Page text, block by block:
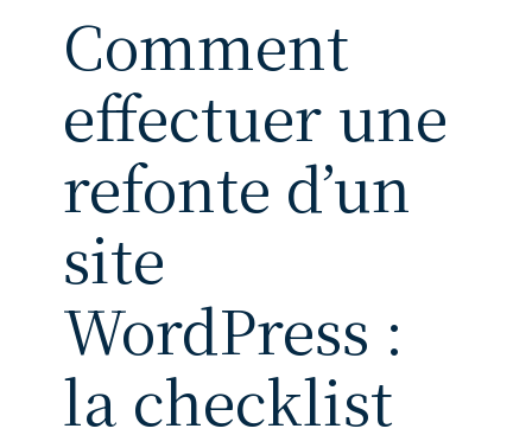
Comment
effectuer une
refonte d’un
site
WordPress :
la checklist